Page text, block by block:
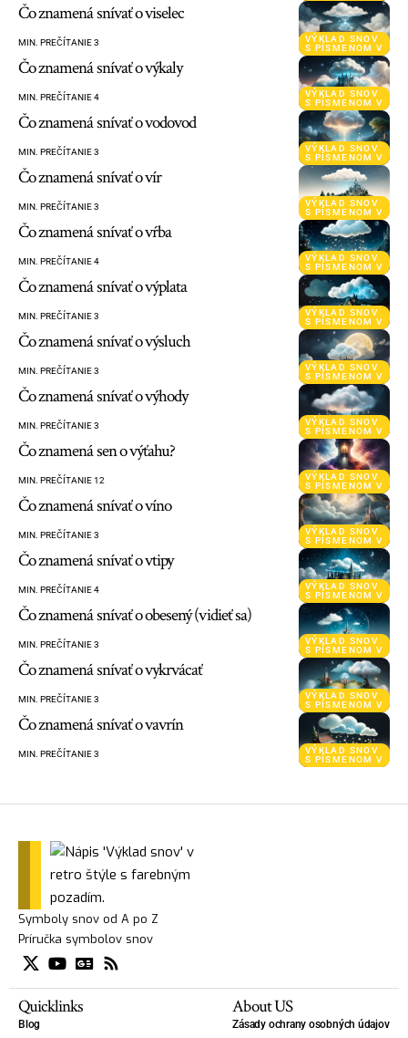
VÝKLAD SNOV
S PÍSMENOM V
Čo znamená snívať o viselec
MIN. PREČÍTANIE 3
VÝKLAD SNOV
S PÍSMENOM V
Čo znamená snívať o výkaly
MIN. PREČÍTANIE 4
VÝKLAD SNOV
S PÍSMENOM V
Čo znamená snívať o vodovod
MIN. PREČÍTANIE 3
VÝKLAD SNOV
S PÍSMENOM V
Čo znamená snívať o vír
MIN. PREČÍTANIE 3
VÝKLAD SNOV
S PÍSMENOM V
Čo znamená snívať o vŕba
MIN. PREČÍTANIE 4
VÝKLAD SNOV
S PÍSMENOM V
Čo znamená snívať o výplata
MIN. PREČÍTANIE 3
VÝKLAD SNOV
S PÍSMENOM V
Čo znamená snívať o výsluch
MIN. PREČÍTANIE 3
VÝKLAD SNOV
S PÍSMENOM V
Čo znamená snívať o výhody
MIN. PREČÍTANIE 3
VÝKLAD SNOV
S PÍSMENOM V
Čo znamená sen o výťahu?
MIN. PREČÍTANIE 12
VÝKLAD SNOV
S PÍSMENOM V
Čo znamená snívať o víno
MIN. PREČÍTANIE 3
VÝKLAD SNOV
S PÍSMENOM V
Čo znamená snívať o vtipy
MIN. PREČÍTANIE 4
VÝKLAD SNOV
S PÍSMENOM V
Čo znamená snívať o obesený (vidieť sa)
MIN. PREČÍTANIE 3
VÝKLAD SNOV
S PÍSMENOM V
Čo znamená snívať o vykrvácať
MIN. PREČÍTANIE 3
VÝKLAD SNOV
S PÍSMENOM V
Čo znamená snívať o vavrín
MIN. PREČÍTANIE 3
Symboly snov od A po Z
Príručka symbolov snov
Quicklinks
Blog
About US
Zásady ochrany osobných údajov